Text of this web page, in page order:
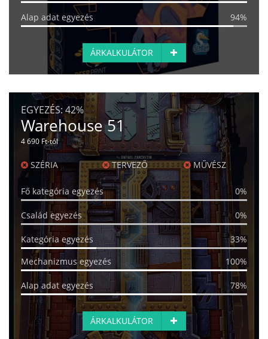
Alap adat egyezés 94%
ÁRKALKULÁTOR
EGYEZÉS:42%
Warehouse 51
4 690 Ft-tól
SZÉRIA TERVEZŐ MŰVÉSZ
Fő kategória egyezés 0%
Család egyezés 0%
Kategória egyezés
33%
Mechanizmus egyezés
100%
Alap adat egyezés 78%
ÁRKALKULÁTOR